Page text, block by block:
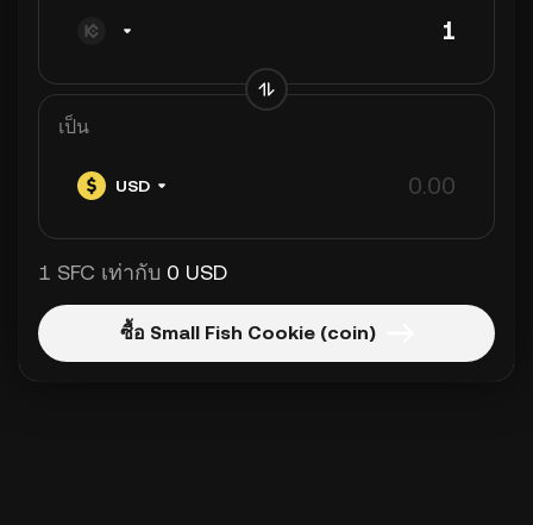
เป็น
USD
1 SFC เท่ากับ 0 USD
ซื้อ Small Fish Cookie (coin)